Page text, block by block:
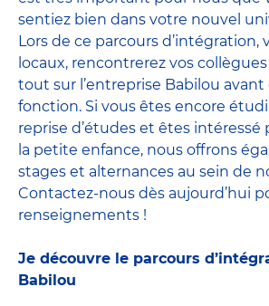
sentiez bien dans votre nouvel
Lors de ce parcours d’intégration,
locaux, rencontrerez vos
tout sur l’entreprise Babilou avant
fonction. Si vous êtes encore
reprise d’études et êtes intéressé
la petite enfance, nous offrons
stages et alternances au sein de
Contactez-nous dès aujourd’hui
renseignements !
Je découvre le parcours
Babilou